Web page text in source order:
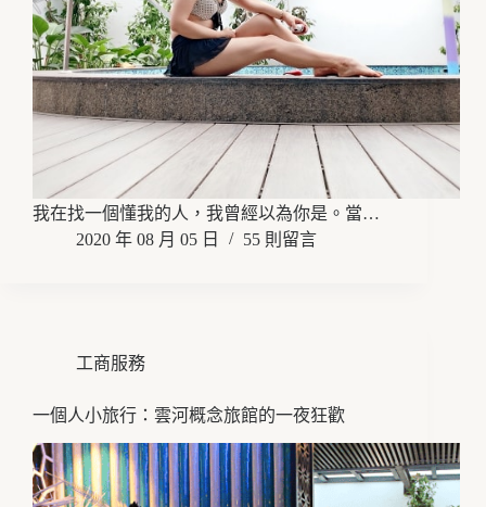
我在找一個懂我的人，我曾經以為你是。當…
2020 年 08 月 05 日
55 則留言
工商服務
一個人小旅行：雲河概念旅館的一夜狂歡